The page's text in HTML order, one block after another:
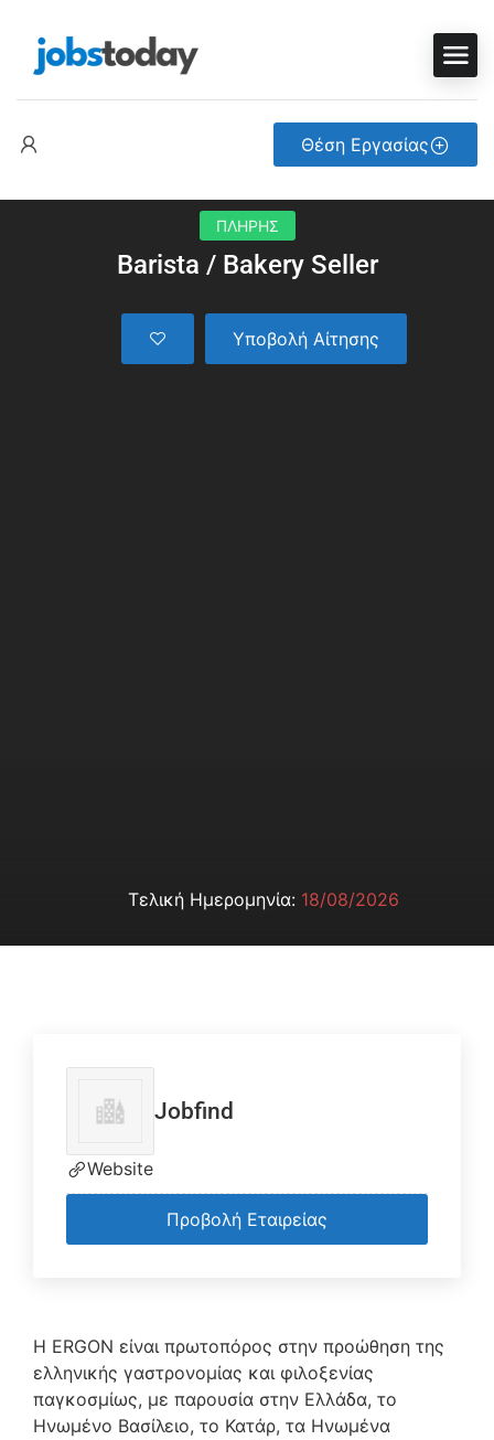
Θέση Εργασίας
ΠΛΗΡΗΣ
Barista / Bakery Seller
Υποβολή Αίτησης
Τελική Ημερομηνία: 18/08/2026
Η ERGON είναι πρωτοπόρος στην προώθηση της
ελληνικής γαστρονομίας και φιλοξενίας
παγκοσμίως, με παρουσία στην Ελλάδα, το
Ηνωμένο Βασίλειο, το Κατάρ, τα Ηνωμένα
Jobfind
Website
Προβολή Εταιρείας